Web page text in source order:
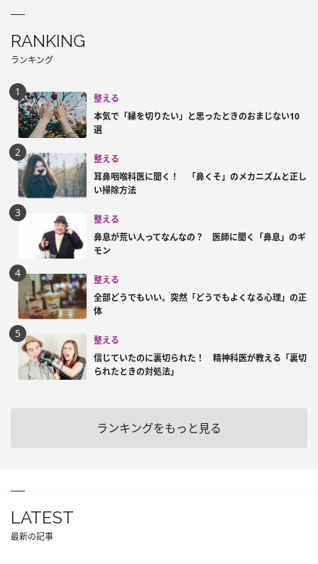
RANKING
ランキング
整える
本気で「縁を切りたい」と思ったときのおまじない10
選
整える
耳鼻咽喉科医に聞く！ 「鼻くそ」のメカニズムと正し
い掃除方法
整える
鼻息が荒い人ってなんなの？ 医師に聞く「鼻息」のギ
モン
整える
全部どうでもいい。突然「どうでもよくなる心理」の正
体
整える
信じていたのに裏切られた！ 精神科医が教える「裏切
られたときの対処法」
ランキングをもっと見る
LATEST
最新の記事